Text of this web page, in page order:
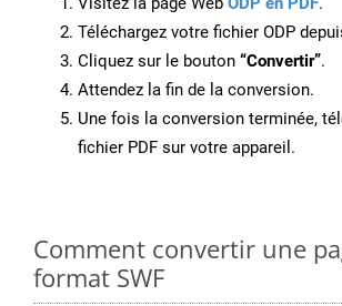
Téléchargez votre fichier ODP
Cliquez sur le bouton “Convertir”.
Attendez la fin de la conversion.
Une fois la conversion terminée,
fichier PDF sur votre appareil.
Comment convertir une
format SWF